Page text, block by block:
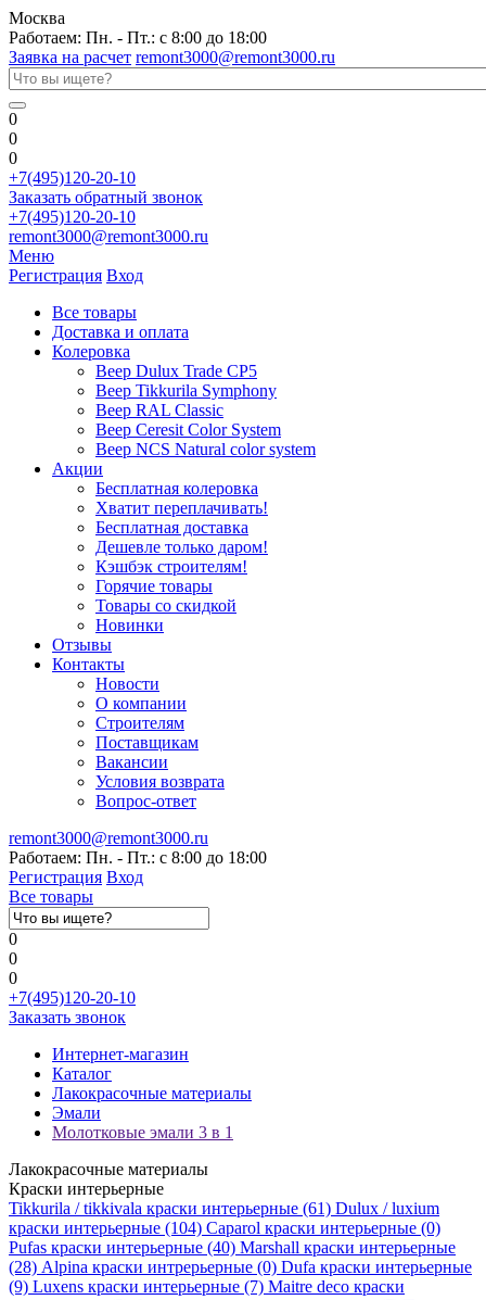
Москва
Работаем: Пн. - Пт.: с 8:00 до 18:00
Заявка на расчет remont3000@remont3000.ru
0
0
0
+7(495)120-20-10
Заказать обратный звонок
+7(495)120-20-10
remont3000@remont3000.ru
Меню
Регистрация Вход
Все товары
Доставка и оплата
Колеровка
Веер Dulux Trade CP5
Веер Tikkurila Symphony
Веер RAL Classic
Веер Ceresit Color System
Веер NCS Natural color system
Акции
Бесплатная колеровка
Хватит переплачивать!
Бесплатная доставка
Дешевле только даром!
Кэшбэк строителям!
Горячие товары
Товары со скидкой
Новинки
Отзывы
Контакты
Новости
О компании
Строителям
Поставщикам
Вакансии
Условия возврата
Вопрос-ответ
remont3000@remont3000.ru
Работаем: Пн. - Пт.: с 8:00 до 18:00
Регистрация Вход
Все товары
0
0
0
+7(495)120-20-10
Заказать звонок
Интернет-магазин
Каталог
Лакокрасочные материалы
Эмали
Молотковые эмали 3 в 1
Лакокрасочные материалы
Краски интерьерные
Tikkurila / tikkivala краски интерьерные (61) Dulux / luxium
краски интерьерные (104) Caparol краски интерьерные (0)
Pufas краски интерьерные (40) Marshall краски интерьерные
(28) Alpina краски интрерьерные (0) Dufa краски интерьерные
(9) Luxens краски интерьерные (7) Maitre deco краски